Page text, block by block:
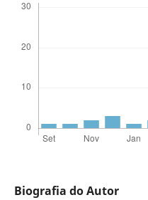
Biografia do Autor